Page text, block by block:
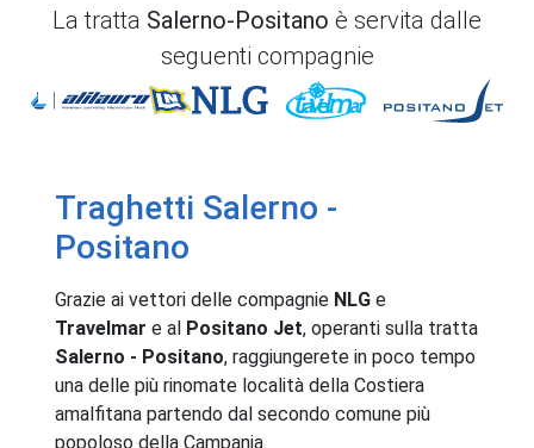
La tratta Salerno-Positano è servita dalle
seguenti compagnie
Alilauro NLG
Traghetti Salerno -
Positano
Grazie ai vettori delle compagnie NLG e
Travelmar e al Positano Jet, operanti sulla tratta
Salerno - Positano, raggiungerete in poco tempo
una delle più rinomate località della Costiera
amalfitana partendo dal secondo comune più
popoloso della Campania.